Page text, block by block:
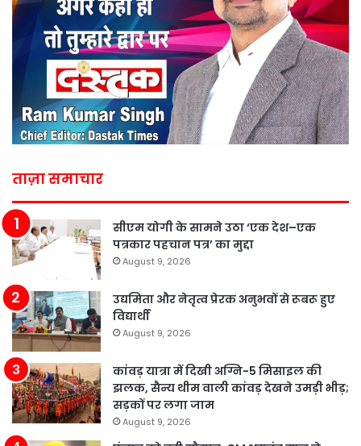
ताज़ा समाचार
सीएम योगी के सामने उठा ‘एक देश–एक
पत्रकार पहचान पत्र’ का मुद्दा
August 9, 2026
उद्यमिता और नेतृत्व प्रेरक अनुभवों से रूबरू हुए
विद्यार्थी
August 9, 2026
कांवड़ यात्रा में दिखी अग्नि-5 मिसाइल की
झलक, सैन्य थीम वाली कांवड़ देखने उमड़ी भीड़;
सड़कों पर लगा जाम
August 9, 2026